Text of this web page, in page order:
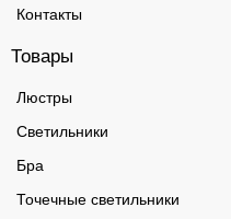
Контакты
Товары
Люстры
Светильники
Бра
Точечные светильники